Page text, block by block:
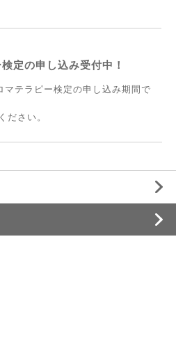
定の申し込み受付中！
マテラピー検定の申し込み期間で
ださい。